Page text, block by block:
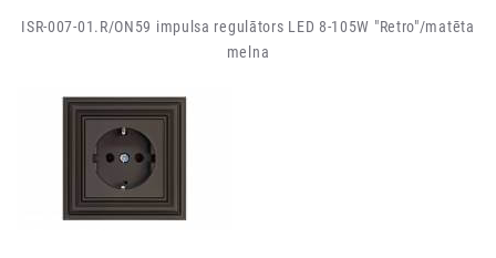
ISR-007-01.R/ON59 impulsa regulātors LED 8-105W "Retro"/matēta
melna